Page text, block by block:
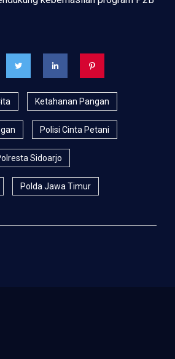
Ketahanan Pangan
Polisi Cinta Petani
Sidoarjo
Polda Jawa Timur